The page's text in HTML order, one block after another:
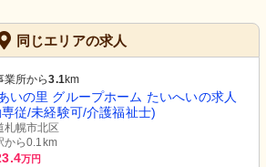
同じエリアの求人
業所から3.1km
いの里 グループホーム たいへいの求人
従/未経験可/介護福祉士)
札幌市北区
から0.1km
万円